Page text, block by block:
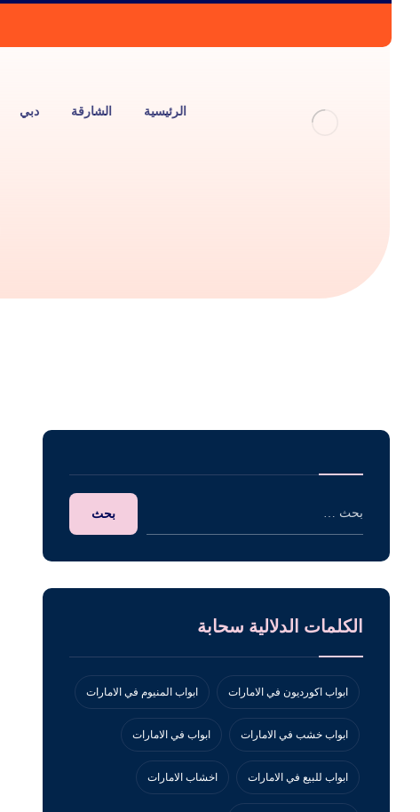
الرئيسية الشارقة دبي
الكلمات الدلالية سحابة
ابواب اكورديون في الامارات ابواب المنيوم في الامارات
ابواب خشب في الامارات ابواب في الامارات
ابواب للبيع في الامارات اخشاب الامارات